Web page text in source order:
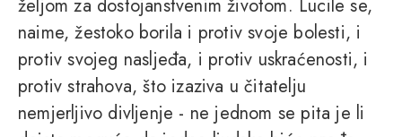
željom za dostojanstvenim životom. Lucile se,
naime, žestoko borila i protiv svoje bolesti, i
protiv svojeg nasljeđa, i protiv uskraćenosti, i
protiv strahova, što izaziva u čitatelju
nemjerljivo divljenje - ne jednom se pita je li